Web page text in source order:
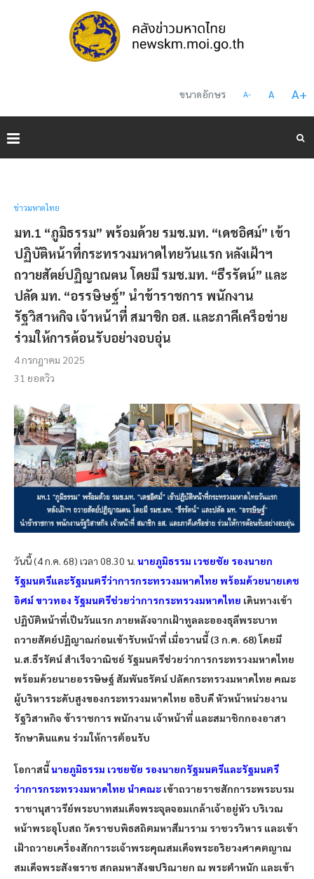
ขนาดอักษร A- A A+
ข่าวมหาดไทย
มท.1 “ภูมิธรรม” พร้อมด้วย รมช.มท. “เดชอิศม์” เข้า
ปฏิบัติหน้าที่กระทรวงมหาดไทยวันแรก หลังเฝ้าฯ
ถวายสัตย์ปฏิญาณตน โดยมี รมช.มท. “ธีรรัตน์” และ
ปลัด มท. “อรรษิษฐ์” นำข้าราชการ พนักงาน
รัฐวิสาหกิจ เจ้าหน้าที่ สมาชิก อส. และภาคีเครือข่าย
ร่วมให้การต้อนรับอย่างอบอุ่น
4 กรกฎาคม 2025
31 ยอดวิว
วันนี้ (4 ก.ค. 68) เวลา 08.30 น. นายภูมิธรรม เวชยชัย รองนายก
รัฐมนตรีและรัฐมนตรีว่าการกระทรวงมหาดไทย พร้อมด้วยนายเดช
อิศม์ ขาวทอง รัฐมนตรีช่วยว่าการกระทรวงมหาดไทย เดินทางเข้า
ปฏิบัติหน้าที่เป็นวันแรก ภายหลังจากเฝ้าทูลละอองธุลีพระบาท
ถวายสัตย์ปฏิญาณก่อนเข้ารับหน้าที่ เมื่อวานนี้ (3 ก.ค. 68)โดยมี
น.ส.ธีรรัตน์ สำเร็จวาณิชย์ รัฐมนตรีช่วยว่าการกระทรวงมหาดไทย
พร้อมด้วยนายอรรษิษฐ์ สัมพันธรัตน์ ปลัดกระทรวงมหาดไทย คณะ
ผู้บริหารระดับสูงของกระทรวงมหาดไทย อธิบดี หัวหน้าหน่วยงาน
รัฐวิสาหกิจ ข้าราชการ พนักงาน เจ้าหน้าที่ และสมาชิกกองอาสา
รักษาดินแดน ร่วมให้การต้อนรับ
โอกาสนี้นายภูมิธรรม เวชยชัย รองนายกรัฐมนตรีและรัฐมนตรี
ว่าการกระทรวงมหาดไทย นำคณะ เข้าถวายราชสักการะพระบรม
ราชานุสาวรีย์พระบาทสมเด็จพระจุลจอมเกล้าเจ้าอยู่หัว บริเวณ
หน้าพระอุโบสถ วัดราชบพิธสถิตมหาสีมาราม ราชวรวิหาร และเข้า
เฝ้าถวายเครื่องสักการะเจ้าพระคุณสมเด็จพระอริยวงศาคตญาณ
สมเด็จพระสังฆราช สกลมหาสังฆปริณายก ณ พระตำหนัก และเข้า